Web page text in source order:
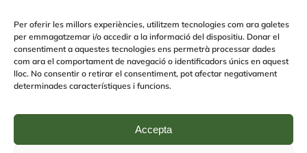
Per oferir les millors experiències, utilitzem tecnologies com ara galetes
per emmagatzemar i/o accedir a la informació del dispositiu. Donar el
consentiment a aquestes tecnologies ens permetrà processar dades
com ara el comportament de navegació o identificadors únics en aquest
lloc. No consentir o retirar el consentiment, pot afectar negativament
determinades característiques i funcions.
Accepta
+EDUCA
EDUCA Espai Lúdic
EDUCA Serveis